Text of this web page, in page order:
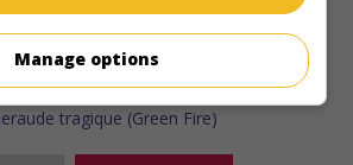
Manage options